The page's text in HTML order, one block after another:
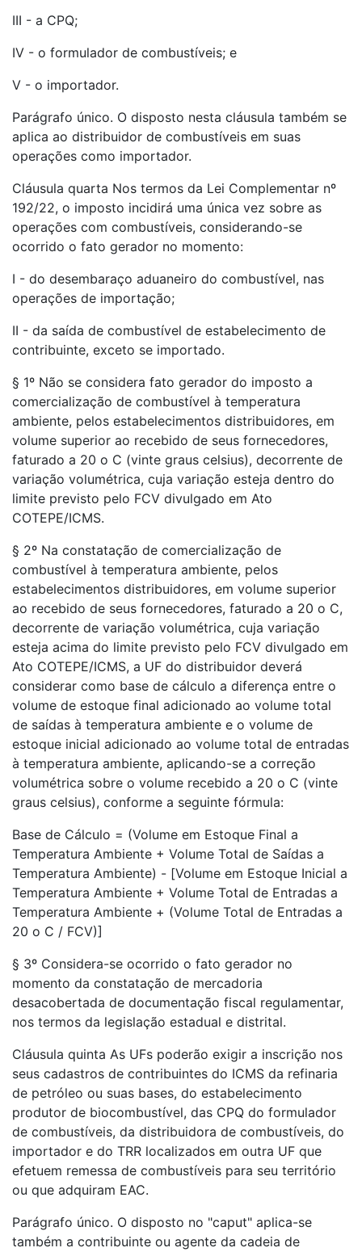
III - a CPQ;
IV - o formulador de combustíveis; e
V - o importador.
Parágrafo único. O disposto nesta cláusula também se
aplica ao distribuidor de combustíveis em suas
operações como importador.
Cláusula quarta Nos termos da Lei Complementar nº
192/22, o imposto incidirá uma única vez sobre as
operações com combustíveis, considerando-se
ocorrido o fato gerador no momento:
I - do desembaraço aduaneiro do combustível, nas
operações de importação;
II - da saída de combustível de estabelecimento de
contribuinte, exceto se importado.
§ 1º Não se considera fato gerador do imposto a
comercialização de combustível à temperatura
ambiente, pelos estabelecimentos distribuidores, em
volume superior ao recebido de seus fornecedores,
faturado a 20 o C (vinte graus celsius), decorrente de
variação volumétrica, cuja variação esteja dentro do
limite previsto pelo FCV divulgado em Ato
COTEPE/ICMS.
§ 2º Na constatação de comercialização de
combustível à temperatura ambiente, pelos
estabelecimentos distribuidores, em volume superior
ao recebido de seus fornecedores, faturado a 20 o C,
decorrente de variação volumétrica, cuja variação
esteja acima do limite previsto pelo FCV divulgado em
Ato COTEPE/ICMS, a UF do distribuidor deverá
considerar como base de cálculo a diferença entre o
volume de estoque final adicionado ao volume total
de saídas à temperatura ambiente e o volume de
estoque inicial adicionado ao volume total de entradas
à temperatura ambiente, aplicando-se a correção
volumétrica sobre o volume recebido a 20 o C (vinte
graus celsius), conforme a seguinte fórmula:
Base de Cálculo = (Volume em Estoque Final a
Temperatura Ambiente + Volume Total de Saídas a
Temperatura Ambiente) - [Volume em Estoque Inicial a
Temperatura Ambiente + Volume Total de Entradas a
Temperatura Ambiente + (Volume Total de Entradas a
20 o C / FCV)]
§ 3º Considera-se ocorrido o fato gerador no
momento da constatação de mercadoria
desacobertada de documentação fiscal regulamentar,
nos termos da legislação estadual e distrital.
Cláusula quinta As UFs poderão exigir a inscrição nos
seus cadastros de contribuintes do ICMS da refinaria
de petróleo ou suas bases, do estabelecimento
produtor de biocombustível, das CPQ do formulador
de combustíveis, da distribuidora de combustíveis, do
importador e do TRR localizados em outra UF que
efetuem remessa de combustíveis para seu território
ou que adquiram EAC.
Parágrafo único. O disposto no "caput" aplica-se
também a contribuinte ou agente da cadeia de